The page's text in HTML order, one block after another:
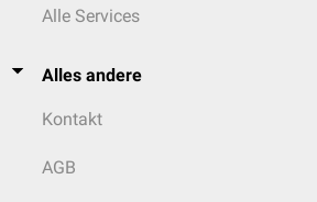
Alle Services
Alles andere
Kontakt
AGB